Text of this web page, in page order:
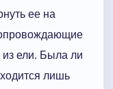
ее на
из ели. Была ли
лишь